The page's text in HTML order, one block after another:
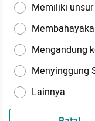
Memiliki
Mengandung
Menyinggung
Lainnya